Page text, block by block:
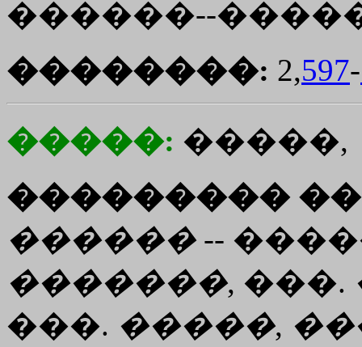
������--������
��������: 2,597-
�����: �����,
���������
������--
�������, ���.
���. �����,